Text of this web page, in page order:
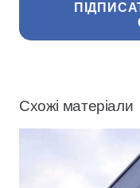
Схожі матеріали